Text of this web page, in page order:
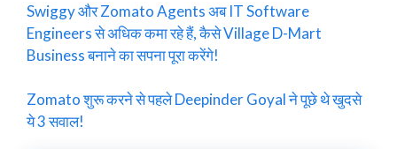
Swiggy और Zomato Agents अब IT Software
Engineers से अधिक कमा रहे हैं, कैसे Village D-Mart
Business बनाने का सपना पूरा करेंगे!
Zomato शुरू करने से पहले Deepinder Goyal ने पूछे थे खुदसे
ये 3 सवाल!